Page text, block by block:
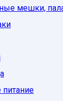
мешки,
питание